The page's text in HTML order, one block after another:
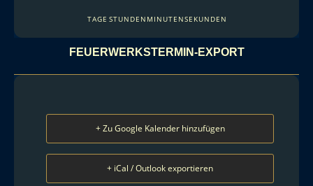
TAGE STUNDEN MINUTENSEKUNDEN
FEUERWERKSTERMIN-EXPORT
+ Zu Google Kalender hinzufügen
+ iCal / Outlook exportieren